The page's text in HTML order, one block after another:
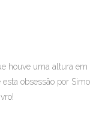
houve uma altura
obsessão por